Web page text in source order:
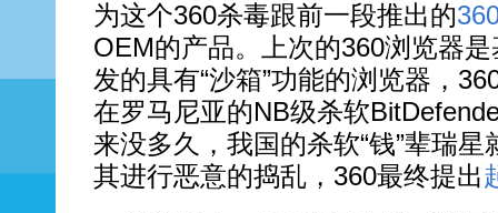
为这个360杀毒跟前一段推出的
OEM的产品。上次的360浏览器
发的具有“沙箱”功能的浏览器，
在罗马尼亚的NB级杀软
来没多久，我国的杀软“钱”辈瑞
其进行恶意的捣乱，360最终提出